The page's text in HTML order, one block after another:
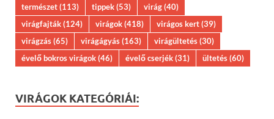
természet(113) tippek(53) virág(40)
virágfajták(124) virágok(418) virágos kert(39)
virágzás(65) virágágyás(163) virágültetés(30)
évelő bokros virágok(46) évelő cserjék(31) ültetés(60)
VIRÁGOK KATEGÓRIÁI: